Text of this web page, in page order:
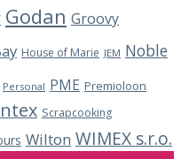
Godan Groovy
House of Marie JEM Noble
Personal PME Premioloon
Scrapcooking
Wilton WIMEX s.r.o.